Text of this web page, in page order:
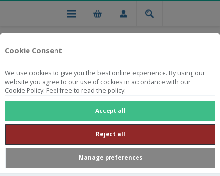
Cookie Consent
We use cookies to give you the best online experience. By using our
website you agree to our use of cookies in accordance with our
Cookie Policy. Feel free to read the policy.
Accept all
Reject all
Manage preferences
Free national delivery on orders from R750